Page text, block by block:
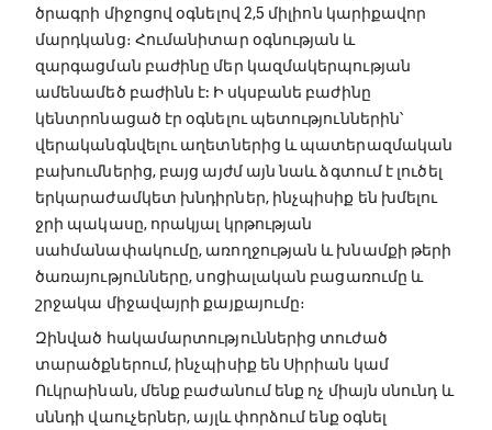
ծրագրի միջոցով օգնելով 2,5 միլիոն կարիքավոր
մարդկանց։ Հումանիտար օգնության և
զարգացման բաժինը մեր կազմակերպության
ամենամեծ բաժինն է: Ի սկսբանե բաժինը
կենտրոնացած էր օգնելու պետություններին՝
վերականգնվելու աղետներից և պատերազմական
բախումներից, բայց այժմ այն նաև ձգտում է լուծել
երկարաժամկետ խնդիրներ, ինչպիսիք են խմելու
ջրի պակասը, որակյալ կրթության
սահմանափակումը, առողջության և խնամքի թերի
ծառայությունները, սոցիալական բացառումը և
շրջակա միջավայրի քայքայումը։
Զինված հակամարտություններից տուժած
տարածքներում, ինչպիսիք են Սիրիան կամ
Ուկրաինան, մենք բաժանում ենք ոչ միայն սնունդ և
սննդի վաուչերներ, այլև փորձում ենք օգնել